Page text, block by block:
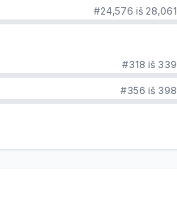
#24,576 iš 28,061
#318 iš 339
#356 iš 398